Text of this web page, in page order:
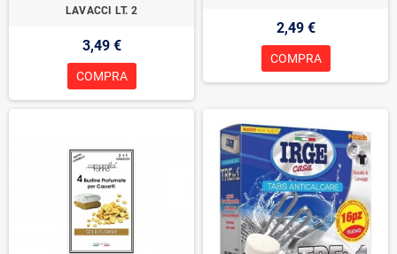
LAVACCI LT. 2
3,49 €
COMPRA
2,49 €
COMPRA